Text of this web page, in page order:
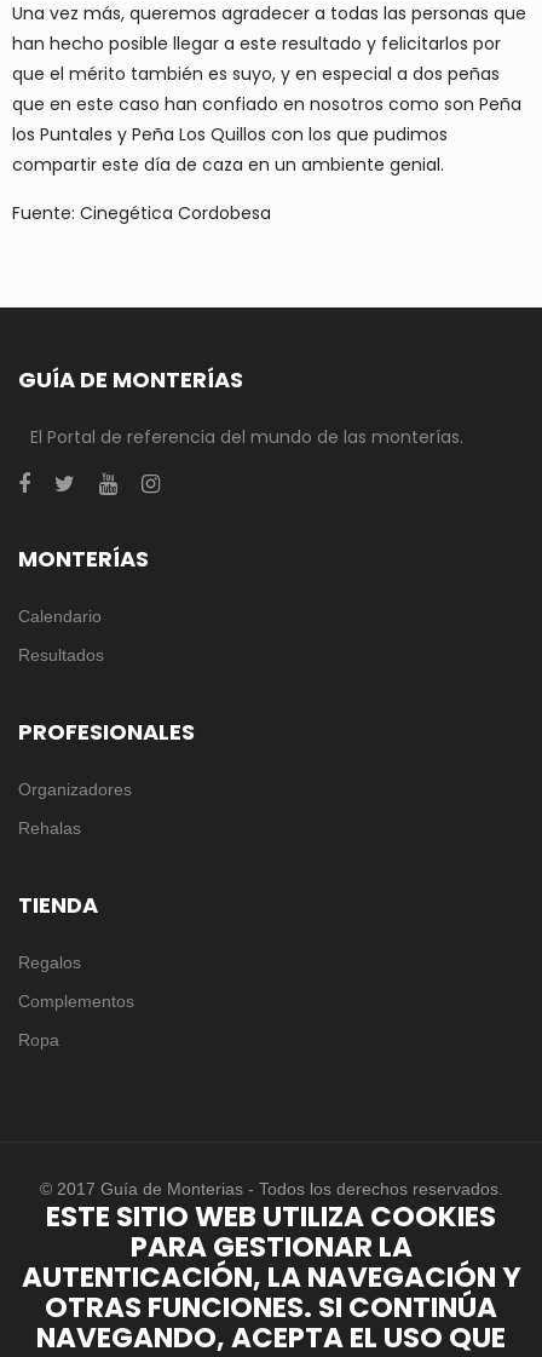
Una vez más, queremos agradecer a todas las personas que
han hecho posible llegar a este resultado y felicitarlos por
que el mérito también es suyo, y en especial a dos peñas
que en este caso han confiado en nosotros como son Peña
los Puntales y Peña Los Quillos con los que pudimos
compartir este día de caza en un ambiente genial.
Fuente: Cinegética Cordobesa
GUÍA DE MONTERÍAS
El Portal de referencia del mundo de las monterías.
MONTERÍAS
Calendario
Resultados
PROFESIONALES
Organizadores
Rehalas
TIENDA
Regalos
Complementos
Ropa
© 2017 Guía de Monterias - Todos los derechos reservados.
ESTE SITIO WEB UTILIZA COOKIES
PARA GESTIONAR LA
AUTENTICACIÓN, LA NAVEGACIÓN Y
OTRAS FUNCIONES. SI CONTINÚA
NAVEGANDO, ACEPTA EL USO QUE